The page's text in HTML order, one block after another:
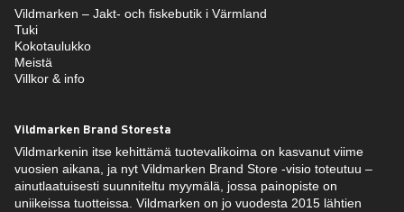
Vildmarken – Jakt- och fiskebutik i Värmland
Tuki
Kokotaulukko
Meistä
Villkor & info
Vildmarken Brand Storesta
Vildmarkenin itse kehittämä tuotevalikoima on kasvanut viime
vuosien aikana, ja nyt Vildmarken Brand Store -visio toteutuu –
ainutlaatuisesti suunniteltu myymälä, jossa painopiste on
uniikeissa tuotteissa. Vildmarken on jo vuodesta 2015 lähtien